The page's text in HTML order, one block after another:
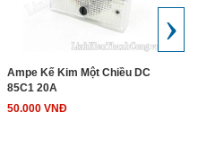
Ampe Kế Kim Một Chiều DC
85C1 20A
50.000 VNĐ
›